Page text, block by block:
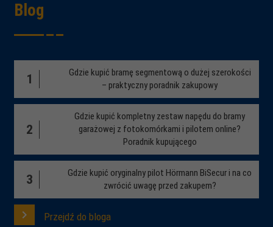
Blog
1
Gdzie kupić bramę segmentową o dużej szerokości
– praktyczny poradnik zakupowy
2
Gdzie kupić kompletny zestaw napędu do bramy
garażowej z fotokomórkami i pilotem online?
Poradnik kupującego
3
Gdzie kupić oryginalny pilot Hörmann BiSecur i na co
zwrócić uwagę przed zakupem?
Przejdź do bloga